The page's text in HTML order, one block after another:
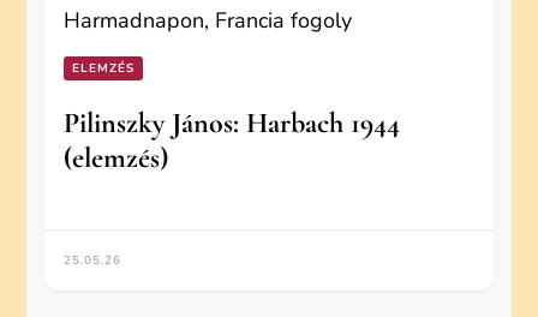
ELEMZÉS
Pilinszky János: Harbach 1944
(elemzés)
25.05.26